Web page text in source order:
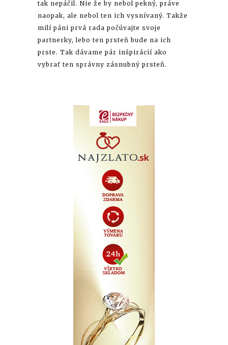
tak nepáčil. Nie že by nebol pekný, práve
naopak, ale nebol ten ich vysnívaný. Takže
milí páni prvá rada počúvajte svoje
partnerky, lebo ten prsteň bude na ich
prste. Tak dávame pár inšpirácií ako
vybrať ten správny zásnubný prsteň.